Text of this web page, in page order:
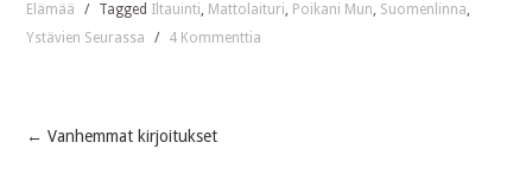
Elämää / Tagged Iltauinti, Mattolaituri, Poikani Mun, Suomenlinna,
Ystävien Seurassa
/ 4 Kommenttia
Post
← Vanhemmat kirjoitukset